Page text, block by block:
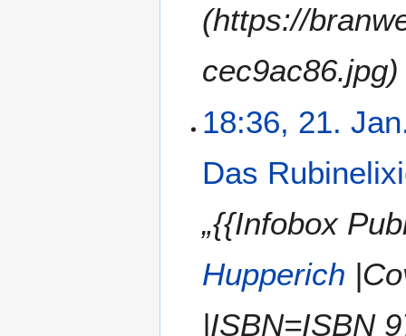
(https://
cec9ac86.jpg)
18:36, 21.
Das
„{{Infobox
Hupperich
|ISBN=ISBN